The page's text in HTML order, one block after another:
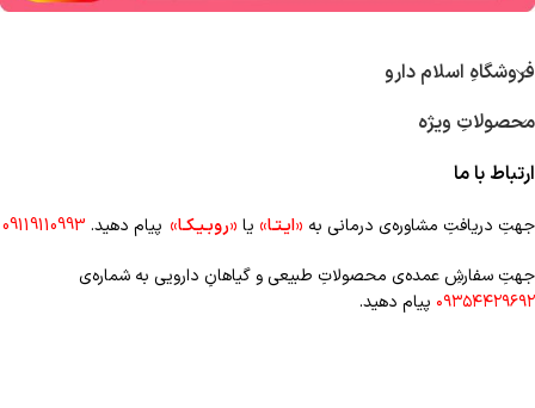
فروشگاهِ اسلام دارو
محصولاتِ ویژه
ارتباط با ما
جهتِ دریافتِ مشاوره‌ی درمانی به «ایـتـا» یا «روبـیـکـا» پیام دهید. 09119110993
جهتِ سفارشِ عمده‌‌ی محصولاتِ طبیعی و گیاهانِ دارویی به شماره‌ی
۰۹۳۵۴۴۲۹۶۹۲ پیام دهید.